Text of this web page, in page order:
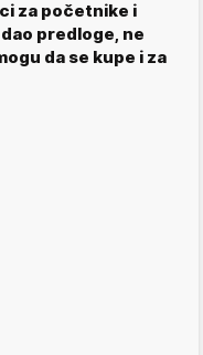
za početnike i
predloge, ne
da se kupe i za